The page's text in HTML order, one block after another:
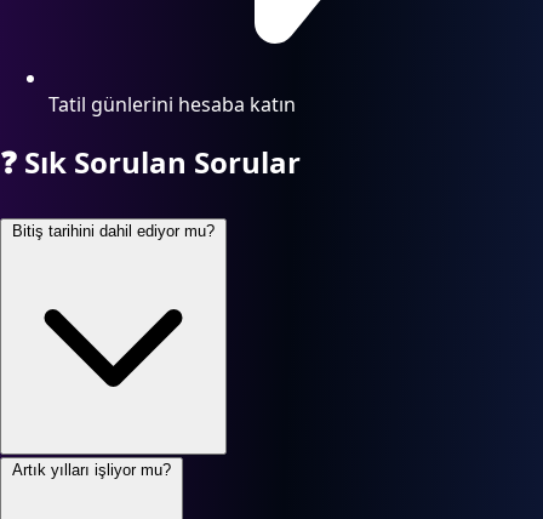
Tatil günlerini hesaba katın
❓ Sık Sorulan Sorular
Bitiş tarihini dahil ediyor mu?
Artık yılları işliyor mu?